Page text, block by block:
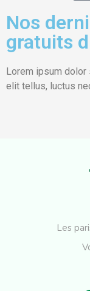
Nos
gratuits
Lorem ipsum
elit tellus, luctus
Les